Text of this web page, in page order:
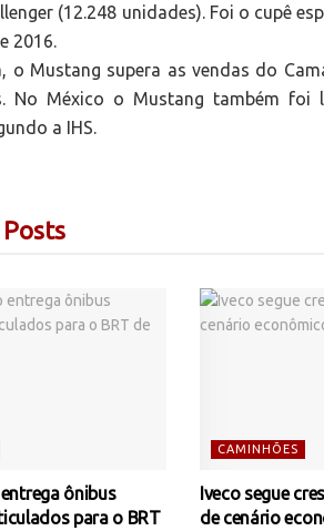
(12.248 unidades). Foi o cupê
2016.
o Mustang supera as vendas do
No México o Mustang também
a IHS.
Posts
ônibus
para o BRT
CAMINHÕES
Iveco segue
de cenário